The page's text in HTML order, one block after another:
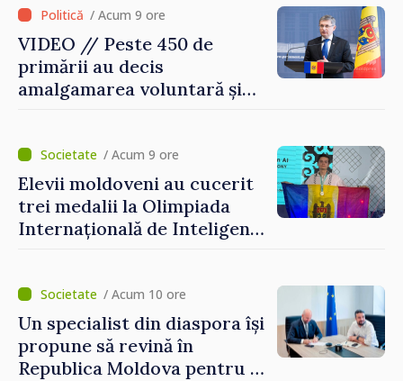
/ Acum 9 ore
VIDEO // Peste 450 de
primării au decis
amalgamarea voluntară și
Grosu: „Este important să
depășim blocajele și să dăm o
șansă localităților să se
dezvolte”
/ Acum 9 ore
Elevii moldoveni au cucerit
trei medalii la Olimpiada
Internațională de Inteligență
/ Acum 10 ore
Un specialist din diaspora își
propune să revină în
Republica Moldova pentru a